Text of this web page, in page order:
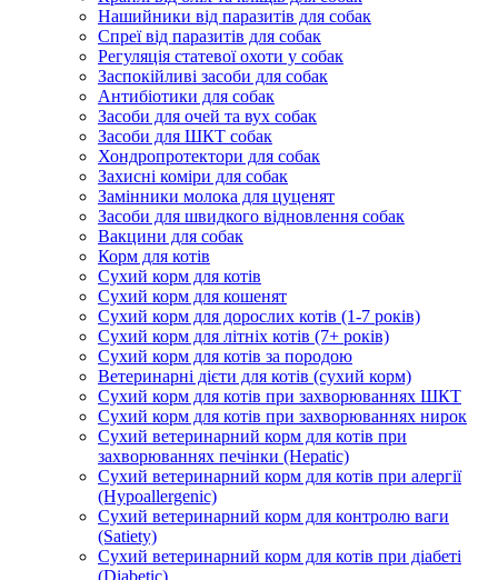
Нашийники від паразитів для собак
Спреї від паразитів для собак
Регуляція статевої охоти у собак
Заспокійливі засоби для собак
Антибіотики для собак
Засоби для очей та вух собак
Засоби для ШКТ собак
Хондропротектори для собак
Захисні коміри для собак
Замінники молока для цуценят
Засоби для швидкого відновлення собак
Вакцини для собак
Корм для котів
Сухий корм для котів
Сухий корм для кошенят
Сухий корм для дорослих котів (1-7 років)
Сухий корм для літніх котів (7+ років)
Сухий корм для котів за породою
Ветеринарні дієти для котів (сухий корм)
Сухий корм для котів при захворюваннях ШКТ
Сухий корм для котів при захворюваннях нирок
Сухий ветеринарний корм для котів при
захворюваннях печінки (Hepatic)
Сухий ветеринарний корм для котів при алергії
(Hypoallergenic)
Сухий ветеринарний корм для контролю ваги
(Satiety)
Сухий ветеринарний корм для котів при діабеті
(Diabetic)